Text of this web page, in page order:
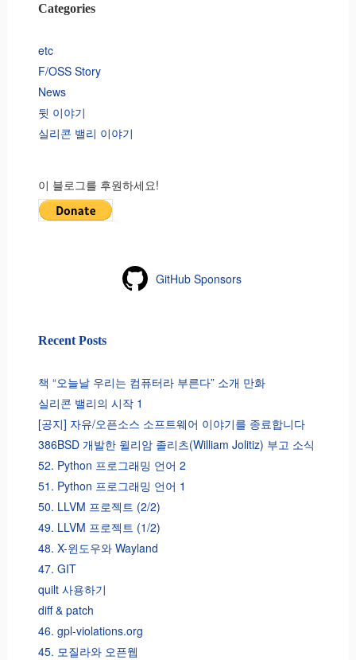
Categories
etc
F/OSS Story
News
뒷 이야기
실리콘 밸리 이야기
이 블로그를 후원하세요!
GitHub Sponsors
Recent Posts
책 “오늘날 우리는 컴퓨터라 부른다” 소개 만화
실리콘 밸리의 시작 1
[공지] 자유/오픈소스 소프트웨어 이야기를 종료합니다
386BSD 개발한 윌리암 졸리츠(William Jolitiz) 부고 소식
52. Python 프로그래밍 언어 2
51. Python 프로그래밍 언어 1
50. LLVM 프로젝트 (2/2)
49. LLVM 프로젝트 (1/2)
48. X-윈도우와 Wayland
47. GIT
quilt 사용하기
diff & patch
46. gpl-violations.org
45. 모질라와 오픈웹